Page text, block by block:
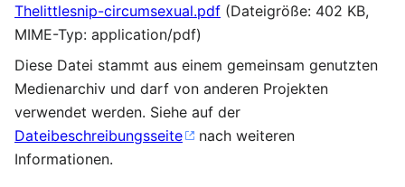
Thelittlesnip-circumsexual.pdf (Dateigröße: 402 KB,
MIME-Typ: application/pdf)
Diese Datei stammt aus einem gemeinsam genutzten
Medienarchiv und darf von anderen Projekten
verwendet werden. Siehe auf der
Dateibeschreibungsseite
nach weiteren
Informationen.